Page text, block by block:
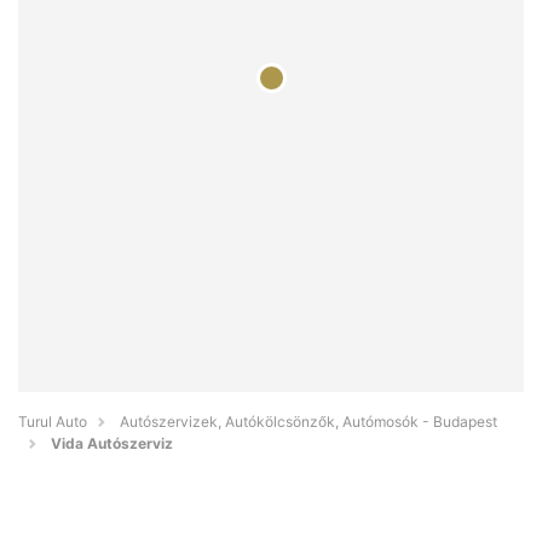
Turul Auto
Autószervizek, Autókölcsönzők, Autómosók - Budapest
Vida Autószerviz